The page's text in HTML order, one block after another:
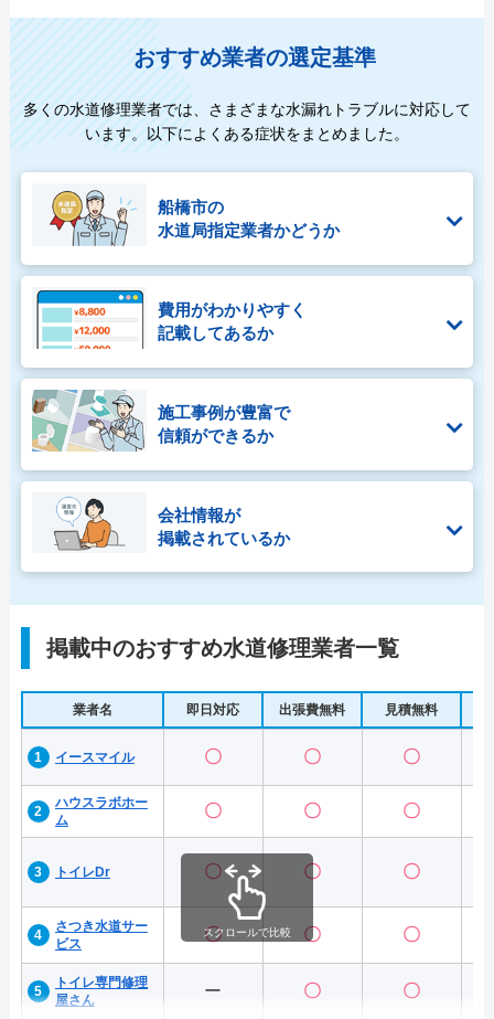
おすすめ業者の選定基準
多くの水道修理業者では、さまざまな水漏れトラブルに対応して
います。以下によくある症状をまとめました。
船橋市の
水道局指定業者かどうか
費用がわかりやすく
記載してあるか
施工事例が豊富で
信頼ができるか
会社情報が
掲載されているか
掲載中のおすすめ水道修理業者一覧
業者名 即日対応 出張費無料 見積無料
イースマイル 〇 〇 〇
ハウスラボホー
ム
〇 〇 〇
トイレDr 〇 〇 〇
さつき水道サー
ビス
〇 〇 〇
トイレ専門修理
屋さん
ー 〇 〇
スクロールで比較